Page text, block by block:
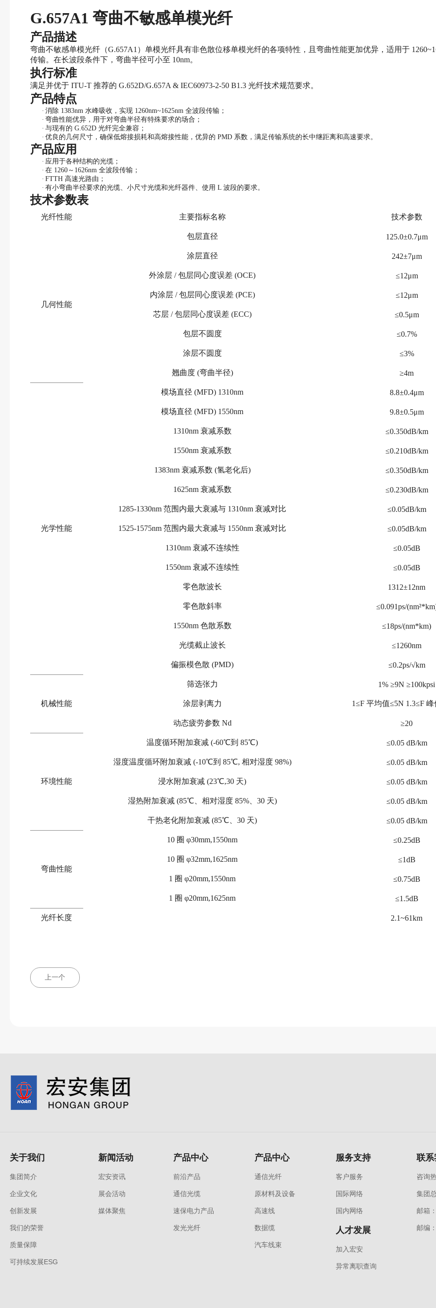
G.657A1 弯曲不敏感单模光纤
产品描述
弯曲不敏感单模光纤（G.657A1）单模光纤具有非色散位移单模光纤的各项特性，且弯曲性能更加优异，适用于
传输。在长波段条件下，弯曲半径可小至 10nm。
执行标准
满足并优于 ITU-T 推荐的 G.652D/G.657A & IEC60973-2-50 B1.3 光纤技术规范要求。
产品特点
· 消除 1383nm 水峰吸收，实现 1260nm~1625nm 全波段传输；
· 弯曲性能优异，用于对弯曲半径有特殊要求的场合；
· 与现有的 G.652D 光纤完全兼容；
· 优良的几何尺寸，确保低熔接损耗和高熔接性能，优异的 PMD 系数，满足传输系统的长中继距离和高速要求。
产品应用
· 应用于各种结构的光缆；
· 在 1260～1626nm 全波段传输；
· FTTH 高速光路由；
· 有小弯曲半径要求的光缆、小尺寸光缆和光纤器件、使用 L 波段的要求。
技术参数表
光纤性能 主要指标名称 技术参数
几何性能
包层直径 125.0±0.7μm
涂层直径 242±7μm
外涂层 / 包层同心度误差 (OCE) ≤12μm
内涂层 / 包层同心度误差 (PCE) ≤12μm
芯层 / 包层同心度误差 (ECC) ≤0.5μm
包层不圆度 ≤0.7%
涂层不圆度 ≤3%
翘曲度 (弯曲半径) ≥4m
光学性能
模场直径 (MFD) 1310nm 8.8±0.4μm
模场直径 (MFD) 1550nm 9.8±0.5μm
1310nm 衰减系数 ≤0.350dB/km
1550nm 衰减系数 ≤0.210dB/km
1383nm 衰减系数 (氢老化后) ≤0.350dB/km
1625nm 衰减系数 ≤0.230dB/km
1285-1330nm 范围内最大衰减与 1310nm 衰减对比 ≤0.05dB/km
1525-1575nm 范围内最大衰减与 1550nm 衰减对比 ≤0.05dB/km
1310nm 衰减不连续性 ≤0.05dB
1550nm 衰减不连续性 ≤0.05dB
零色散波长 1312±12nm
零色散斜率 ≤0.091ps/
1550nm 色散系数 ≤18ps/(nm*km)
光缆截止波长 ≤1260nm
偏振模色散 (PMD) ≤0.2ps/√km
机械性能
筛选张力 1% ≥9N ≥100kpsi
涂层剥离力 1≤F 平均值≤5N 1.3≤F
动态疲劳参数 Nd ≥20
环境性能
温度循环附加衰减 (-60℃到 85℃) ≤0.05 dB/km
湿度温度循环附加衰减 (-10℃到 85℃, 相对湿度 98%) ≤0.05 dB/km
浸水附加衰减 (23℃,30 天) ≤0.05 dB/km
湿热附加衰减 (85℃、相对湿度 85%、30 天) ≤0.05 dB/km
干热老化附加衰减 (85℃、30 天) ≤0.05 dB/km
弯曲性能
10 圈 φ30mm,1550nm ≤0.25dB
10 圈 φ32mm,1625nm ≤1dB
1 圈 φ20mm,1550nm ≤0.75dB
1 圈 φ20mm,1625nm ≤1.5dB
光纤长度 2.1~61km
上一个
关于我们
集团简介
企业文化
创新发展
我们的荣誉
质量保障
可持续发展ESG
新闻活动
宏安资讯
展会活动
媒体聚焦
产品中心
前沿产品
通信光缆
速保电力产品
发光光纤
产品中心
通信光纤
原材料及设备
高速线
数据缆
汽车线束
服务支持
客户服务
国际网络
国内网络
人才发展
加入宏安
异常离职查询
联
咨询
集团
邮箱
邮编